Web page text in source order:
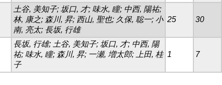
土谷, 美知子; 坂口, 才; 味水, 瞳; 中西, 陽祐;
林, 康之; 森川, 昇; 西山, 聖也; 久保, 聡一; 小
南, 亮太; 長坂, 行雄
25 30
長坂, 行雄; 土谷, 美知子; 坂口, 才; 中西, 陽
祐; 味水, 瞳; 森川, 昇; 一瀬, 増太郎; 上田, 桂
子
1 7